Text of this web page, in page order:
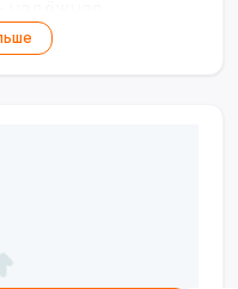
для всех
для ваших Apple